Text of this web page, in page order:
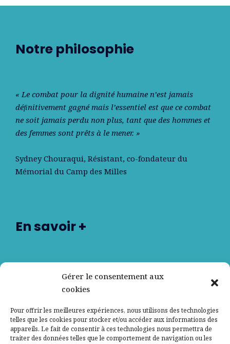
Gérer le consentement aux
cookies
Pour offrir les meilleures expériences, nous utilisons des technologies
telles que les cookies pour stocker et/ou accéder aux informations des
appareils. Le fait de consentir à ces technologies nous permettra de
traiter des données telles que le comportement de navigation ou les
Notre philosophie
« Le combat pour la dignité humaine n’est jamais
déﬁnitivement gagné mais l’essentiel est que ce combat
ne soit jamais perdu non plus, tant que des hommes et
des femmes sont prêts à le mener. »
Sydney Chouraqui, Résistant, co-fondateur du
Mémorial du Camp des Milles
En savoir +
Contactez-nous